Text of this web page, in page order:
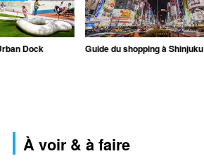
Dock Guide du shopping à Shinjuku
À voir & à faire